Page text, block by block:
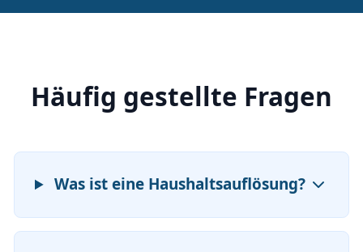
Häufig gestellte Fragen
Was ist eine Haushaltsauflösung?